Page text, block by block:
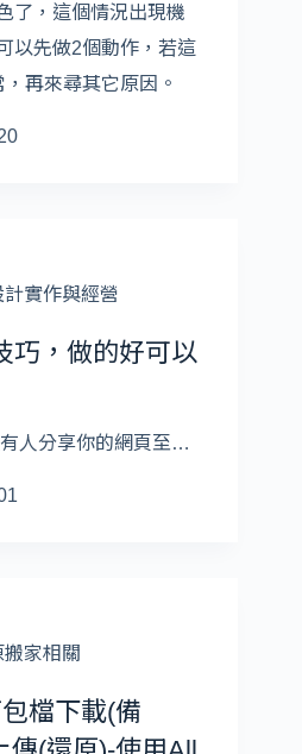
了，這個情況出現機
以先做2個動作，若這
再來尋其它原因。
計實作與經營
巧，做的好可以
人分享你的網頁至…
搬家相關
檔下載(備